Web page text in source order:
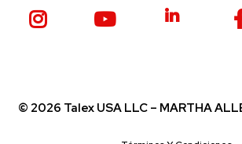
© 2026 Talex USA LLC – MARTHA